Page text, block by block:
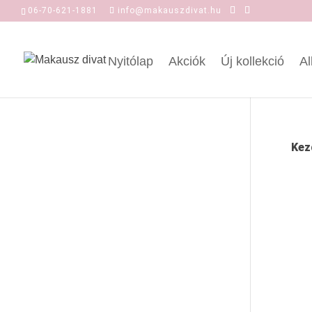
06-70-621-1881 info@makauszdivat.hu
Nyitólap Akciók Új kollekció